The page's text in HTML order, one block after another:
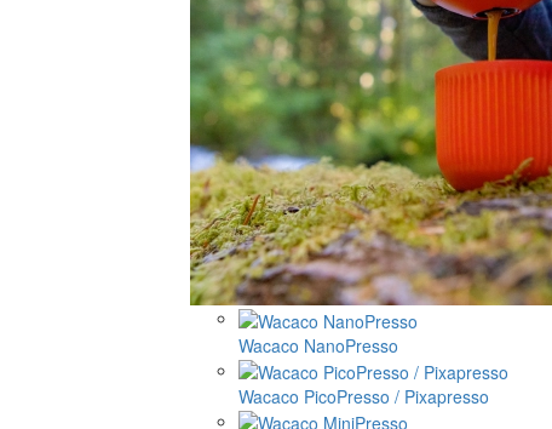
Wacaco NanoPresso
Wacaco PicoPresso / Pixapresso